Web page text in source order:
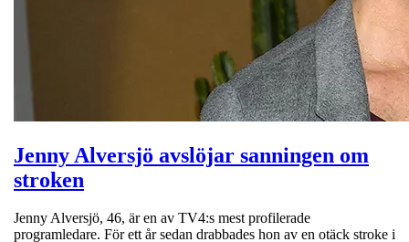
Jenny Alversjö avslöjar sanningen om
stroken
Jenny Alversjö, 46, är en av TV4:s mest profilerade
programledare. För ett år sedan drabbades hon av en otäck stroke i